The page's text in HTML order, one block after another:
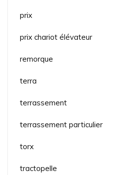
prix
prix chariot élévateur
remorque
terra
terrassement
terrassement particulier
torx
tractopelle